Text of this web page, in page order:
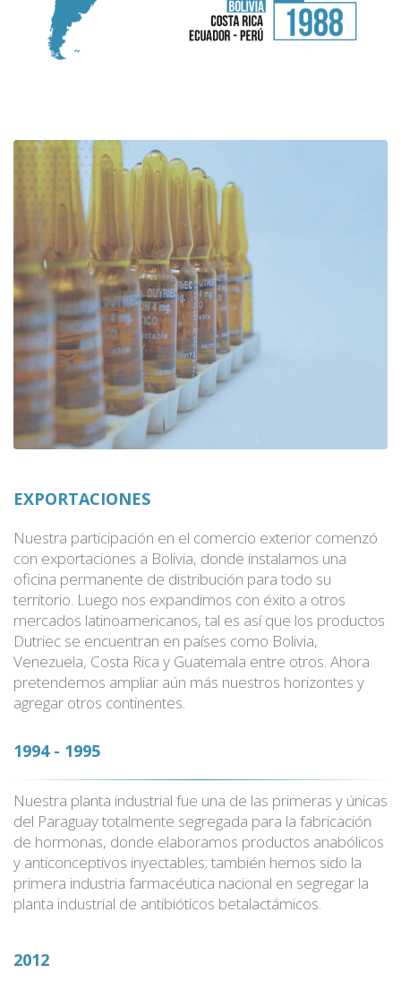
EXPORTACIONES
Nuestra participación en el comercio exterior comenzó
con exportaciones a Bolivia, donde instalamos una
oficina permanente de distribución para todo su
territorio. Luego nos expandimos con éxito a otros
mercados latinoamericanos, tal es así que los productos
Dutriec se encuentran en países como Bolivia,
Venezuela, Costa Rica y Guatemala entre otros. Ahora
pretendemos ampliar aún más nuestros horizontes y
agregar otros continentes.
1994 - 1995
Nuestra planta industrial fue una de las primeras y únicas
del Paraguay totalmente segregada para la fabricación
de hormonas, donde elaboramos productos anabólicos
y anticonceptivos inyectables; también hemos sido la
primera industria farmacéutica nacional en segregar la
planta industrial de antibióticos betalactámicos.
2012